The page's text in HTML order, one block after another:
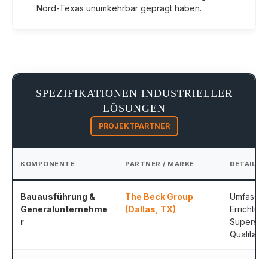
Nord-Texas unumkehrbar geprägt haben.
SPEZIFIKATIONEN INDUSTRIELLER
LÖSUNGEN
PROJEKTPARTNER
KOMPONENTE PARTNER / MARKE
Bauausführung &
Generalunternehme
r
The Beck Group
(Dallas, TX)